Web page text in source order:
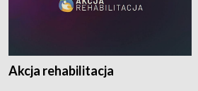
Akcja rehabilitacja